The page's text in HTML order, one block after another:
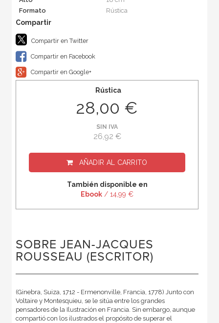
Formato
Rústica
Compartir en Twitter
Compartir en Facebook
Compartir en Google+
Rústica
28,00 €
SIN IVA
26,92 €
AÑADIR AL CARRITO
También disponible en
Ebook / 14,99 €
SOBRE JEAN-JACQUES
ROUSSEAU (ESCRITOR)
(Ginebra, Suiza, 1712 - Ermenonville, Francia, 1778) Junto con
Voltaire y Montesquieu, se le sitúa entre los grandes
pensadores de la Ilustración en Francia. Sin embargo, aunque
compartió con los ilustrados el propósito de superar el